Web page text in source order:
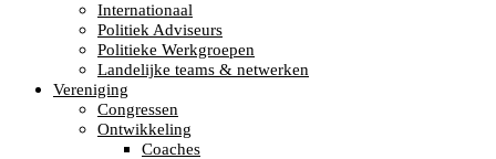
Internationaal
Politiek Adviseurs
Politieke Werkgroepen
Landelijke teams & netwerken
Vereniging
Congressen
Ontwikkeling
Coaches